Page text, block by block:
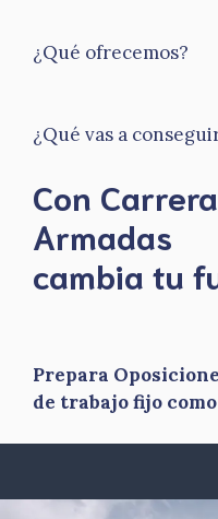
¿Qué ofrecemos?
¿Qué vas a
Con
Armadas
​cambia tu
Prepara
de trabajo fijo